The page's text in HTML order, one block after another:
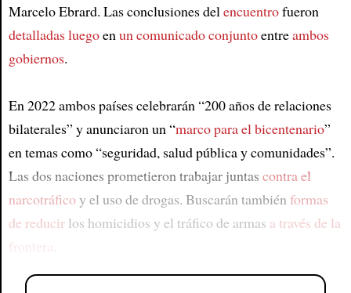
Article
Marcelo Ebrard. Las conclusiones del encuentrofueron
detalladas luegoen un comunicado conjuntoentreambos
gobiernos.
En 2022 ambos países celebrarán “200 años de relaciones
bilaterales” y anunciaron un “marco para el bicentenario”
en temas como “seguridad, salud pública y comunidades”.
Las dos naciones prometieron trabajar juntas contra el
narcotráficoy el uso de drogas. Buscarán también formas
de reducirlos homicidios y el tráfico de armas a través de la
frontera